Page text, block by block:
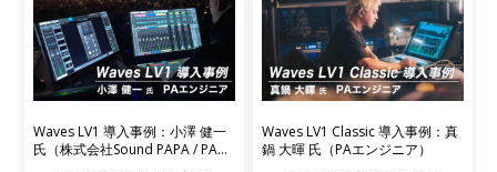
Waves LV1 導入事例：小澤 健一
氏（株式会社Sound PAPA / PAエ
Waves LV1 Classic 導入事例：真
鍋 大暉 氏（PAエンジニア）